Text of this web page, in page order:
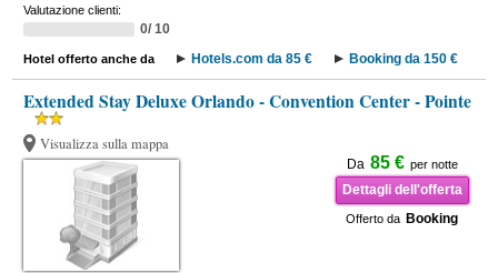
Valutazione clienti:
0/ 10
Hotel offerto anche da Hotels.com da 85 € Booking da 150 €
Extended Stay Deluxe Orlando - Convention Center - Pointe
Visualizza sulla mappa
Da 85 € per notte
Dettagli dell'offerta
Offerto da Booking